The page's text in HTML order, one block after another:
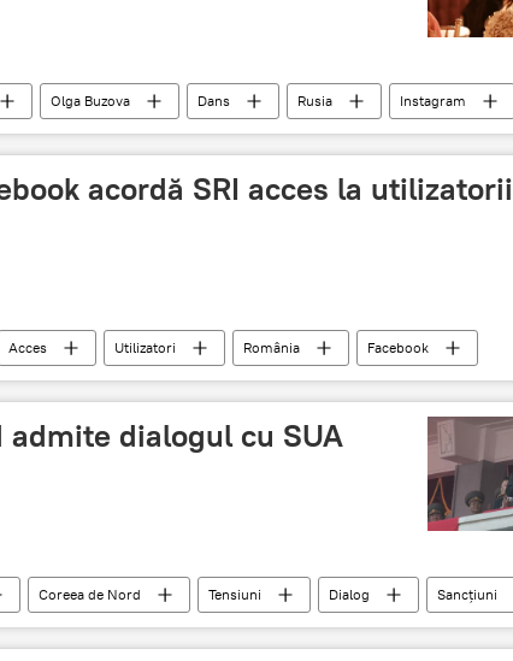
Olga Buzova Dans Rusia Instagram
acordă SRI acces la utilizatorii
Acces Utilizatori România Facebook
admite dialogul cu SUA
Coreea de Nord Tensiuni Dialog
Sancțiuni